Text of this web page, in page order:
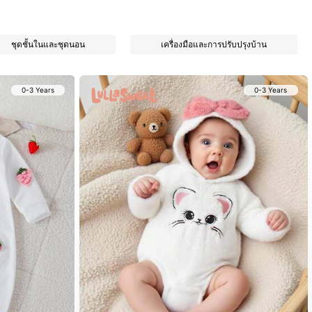
ชุดชั้นในและชุดนอน เครื่องมือและการปรับปรุงบ้าน
0-3 Years 0-3 Years